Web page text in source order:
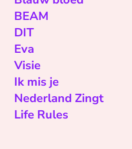
BEAM
DIT
Eva
Visie
Ik mis je
Nederland Zingt
Life Rules